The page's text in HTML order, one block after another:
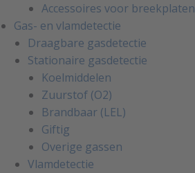
Accessoires voor breekplaten
Gas- en vlamdetectie
Draagbare gasdetectie
Stationaire gasdetectie
Koelmiddelen
Zuurstof (O2)
Brandbaar (LEL)
Giftig
Overige gassen
Vlamdetectie